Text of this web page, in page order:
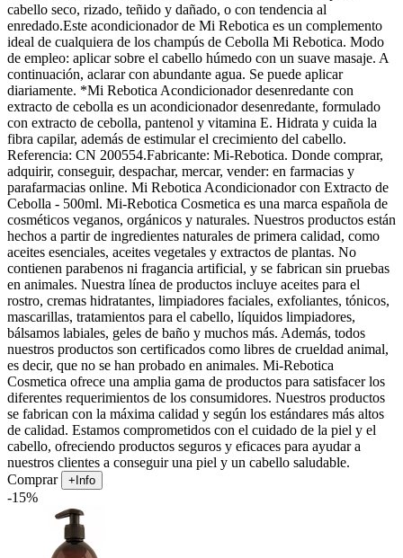
cabello seco, rizado, teñido y dañado, o con tendencia al
enredado.Este acondicionador de Mi Rebotica es un complemento
ideal de cualquiera de los champús de Cebolla Mi Rebotica. Modo
de empleo: aplicar sobre el cabello húmedo con un suave masaje. A
continuación, aclarar con abundante agua. Se puede aplicar
diariamente. *Mi Rebotica Acondicionador desenredante con
extracto de cebolla es un acondicionador desenredante, formulado
con extracto de cebolla, pantenol y vitamina E. Hidrata y cuida la
fibra capilar, además de estimular el crecimiento del cabello.
Referencia: CN 200554.Fabricante: Mi-Rebotica. Donde comprar,
adquirir, conseguir, despachar, mercar, vender: en farmacias y
parafarmacias online. Mi Rebotica Acondicionador con Extracto de
Cebolla - 500ml. Mi-Rebotica Cosmetica es una marca española de
cosméticos veganos, orgánicos y naturales. Nuestros productos están
hechos a partir de ingredientes naturales de primera calidad, como
aceites esenciales, aceites vegetales y extractos de plantas. No
contienen parabenos ni fragancia artificial, y se fabrican sin pruebas
en animales. Nuestra línea de productos incluye aceites para el
rostro, cremas hidratantes, limpiadores faciales, exfoliantes, tónicos,
mascarillas, tratamientos para el cabello, líquidos limpiadores,
bálsamos labiales, geles de baño y muchos más. Además, todos
nuestros productos son certificados como libres de crueldad animal,
es decir, que no se han probado en animales. Mi-Rebotica
Cosmetica ofrece una amplia gama de productos para satisfacer los
diferentes requerimientos de los consumidores. Nuestros productos
se fabrican con la máxima calidad y según los estándares más altos
de calidad. Estamos comprometidos con el cuidado de la piel y el
cabello, ofreciendo productos seguros y eficaces para ayudar a
nuestros clientes a conseguir una piel y un cabello saludable.
Comprar
+Info
-15%